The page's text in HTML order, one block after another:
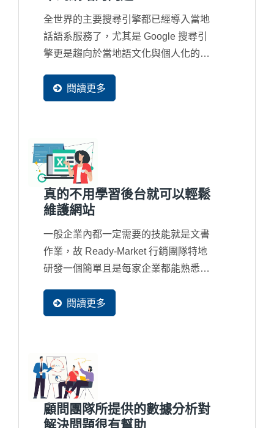
全世界的主要搜尋引擎都已經導入當地
話語系服務了，尤其是 Google 搜尋引
擎更是趨向於當地語文化與個人化的搜
多國語系網頁產生，並且可以被收錄在
當地的搜尋引擎資料庫裡，這樣才會再
閱讀更多
真的不用學習後台就可以輕鬆
維護網站
一般企業內都一定需要的技能就是文書
作業，故 Ready-Market 行銷團隊特地
研發一個簡單且是每家企業都能熟悉的
閱讀更多
顧問團隊所提供的數據分析對
解決問題很有幫助